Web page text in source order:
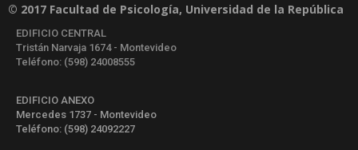
© 2017 Facultad de Psicología, Universidad de la República
EDIFICIO CENTRAL
Tristán Narvaja 1674 - Montevideo
Teléfono: (598) 24008555
EDIFICIO ANEXO
Mercedes 1737 - Montevideo
Teléfono: (598) 24092227